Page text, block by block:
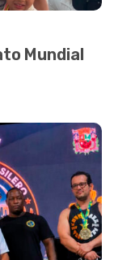
Mundial